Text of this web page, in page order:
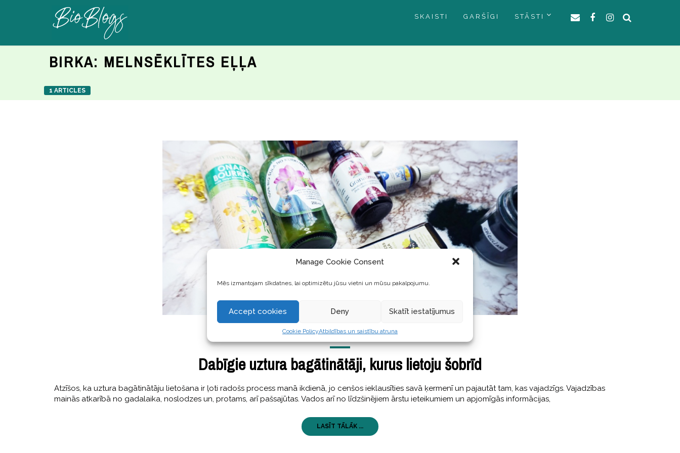
Manage Cookie Consent
Mēs izmantojam sīkdatnes, lai optimizētu jūsu vietni un mūsu pakalpojumu.
Accept cookies Deny Skatīt iestatījumus
Cookie PolicyAtbildības un saistību atruna
SKAISTI GARŠĪGI STĀSTI
BIRKA: MELNSĒKLĪTES EĻĻA
1 ARTICLES
STĀSTI
Dabīgie uztura bagātinātāji, kurus lietoju šobrīd
Atzīšos, ka uztura bagātinātāju lietošana ir ļoti radošs process manā ikdienā, jo cenšos ieklausīties savā ķermenī un pajautāt tam, kas vajadzīgs. Vajadzības
mainās atkarībā no gadalaika, noslodzes un, protams, arī pašsajūtas. Vados arī no līdzšinējiem ārstu ieteikumiem un apjomīgās informācijas,
LASĪT TĀLĀK ...